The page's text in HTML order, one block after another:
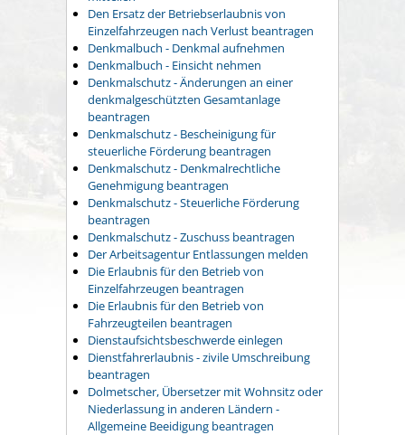
Den Ersatz der Betriebserlaubnis von
Einzelfahrzeugen nach Verlust beantragen
Denkmalbuch - Denkmal aufnehmen
Denkmalbuch - Einsicht nehmen
Denkmalschutz - Änderungen an einer
denkmalgeschützten Gesamtanlage
beantragen
Denkmalschutz - Bescheinigung für
steuerliche Förderung beantragen
Denkmalschutz - Denkmalrechtliche
Genehmigung beantragen
Denkmalschutz - Steuerliche Förderung
beantragen
Denkmalschutz - Zuschuss beantragen
Der Arbeitsagentur Entlassungen melden
Die Erlaubnis für den Betrieb von
Einzelfahrzeugen beantragen
Die Erlaubnis für den Betrieb von
Fahrzeugteilen beantragen
Dienstaufsichtsbeschwerde einlegen
Dienstfahrerlaubnis - zivile Umschreibung
beantragen
Dolmetscher, Übersetzer mit Wohnsitz oder
Niederlassung in anderen Ländern -
Allgemeine Beeidigung beantragen